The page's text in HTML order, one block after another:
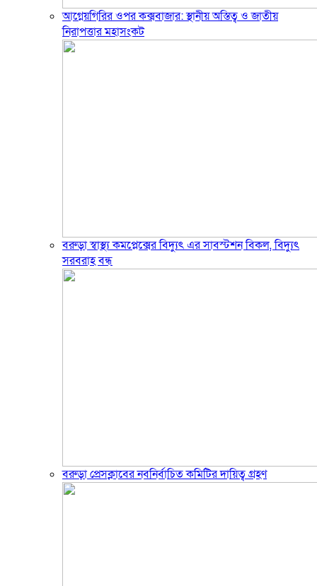
আগ্নেয়গিরির ওপর কক্সবাজার: স্থানীয় অস্তিত্ব ও জাতীয়
নিরাপত্তার মহাসংকট
বরুড়া স্বাস্থ্য কমপ্লেক্সের বিদ্যুৎ এর সাবস্টশন বিকল, বিদ্যুৎ
সরবরাহ বন্ধ
বরুড়া প্রেসক্লাবের নবনির্বাচিত কমিটির দায়িত্ব গ্রহণ